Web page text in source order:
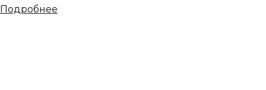
Подробнее